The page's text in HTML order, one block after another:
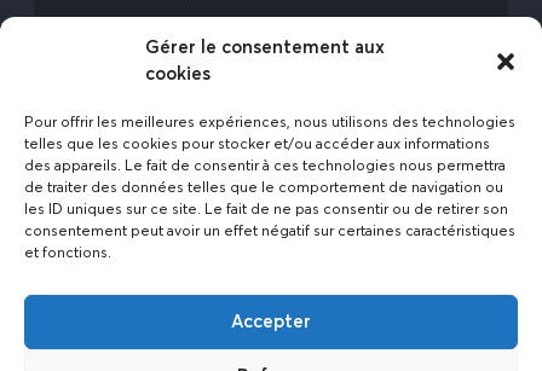
Gérer le consentement aux
cookies
Pour offrir les meilleures expériences, nous utilisons des technologies
telles que les cookies pour stocker et/ou accéder aux informations
des appareils. Le fait de consentir à ces technologies nous permettra
de traiter des données telles que le comportement de navigation ou
les ID uniques sur ce site. Le fait de ne pas consentir ou de retirer son
consentement peut avoir un effet négatif sur certaines caractéristiques
et fonctions.
Accepter
avec l’Expert Etat des Lieux !
Rejoignez-nous
Politique de confidentialité